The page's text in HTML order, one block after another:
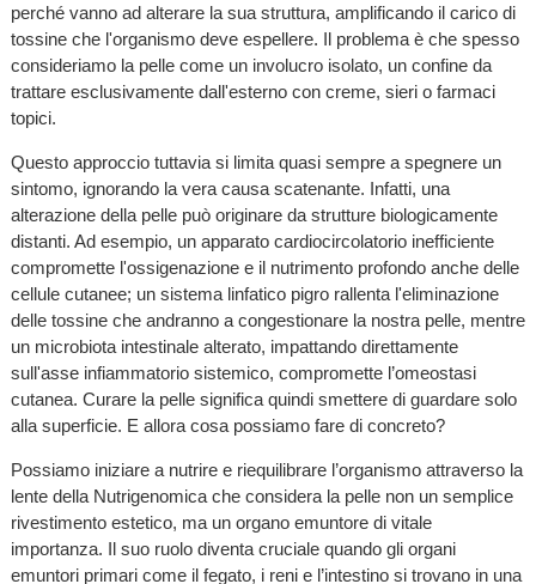
perché vanno ad alterare la sua struttura, amplificando il carico di
tossine che l'organismo deve espellere. Il problema è che spesso
consideriamo la pelle come un involucro isolato, un confine da
trattare esclusivamente dall'esterno con creme, sieri o farmaci
topici.
Questo approccio tuttavia si limita quasi sempre a spegnere un
sintomo, ignorando la vera causa scatenante. Infatti, una
alterazione della pelle può originare da strutture biologicamente
distanti. Ad esempio, un apparato cardiocircolatorio inefficiente
compromette l'ossigenazione e il nutrimento profondo anche delle
cellule cutanee; un sistema linfatico pigro rallenta l'eliminazione
delle tossine che andranno a congestionare la nostra pelle, mentre
un microbiota intestinale alterato, impattando direttamente
sull'asse infiammatorio sistemico, compromette l’omeostasi
cutanea. Curare la pelle significa quindi smettere di guardare solo
alla superficie. E allora cosa possiamo fare di concreto?
Possiamo iniziare a nutrire e riequilibrare l’organismo attraverso la
lente della Nutrigenomica che considera la pelle non un semplice
rivestimento estetico, ma un organo emuntore di vitale
importanza. Il suo ruolo diventa cruciale quando gli organi
emuntori primari come il fegato, i reni e l’intestino si trovano in una